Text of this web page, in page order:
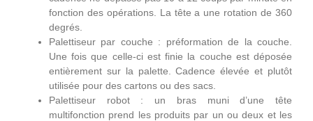
fonction des opérations. La tête a une rotation de 360
degrés.
Palettiseur par couche : préformation de la couche.
Une fois que celle-ci est finie la couche est déposée
entièrement sur la palette. Cadence élevée et plutôt
utilisée pour des cartons ou des sacs.
Palettiseur robot : un bras muni d’une tête
multifonction prend les produits par un ou deux et les